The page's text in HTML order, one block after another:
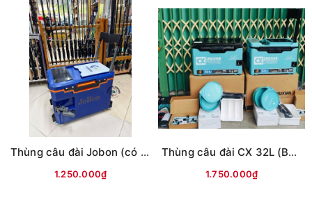
Thùng câu đài Jobon (có tựa lưng, đủ phụ kiện)
1.250.000₫
Thùng câu đài CX 32L (Bản L9) -có tựa lưng
1.750.000₫